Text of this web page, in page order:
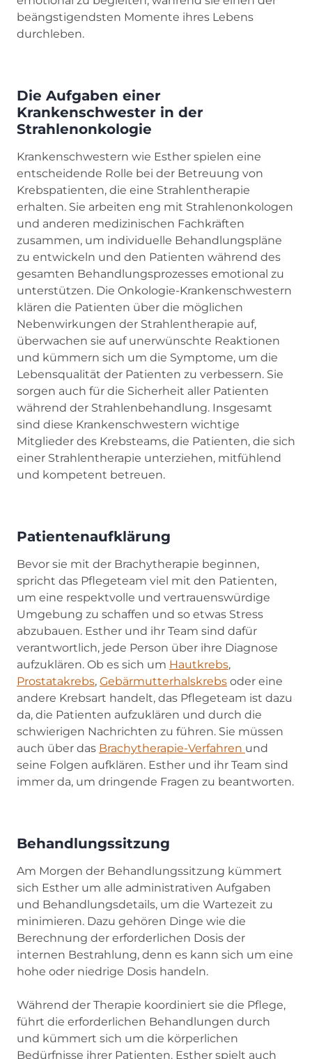
beängstigendsten Momente ihres Lebens
durchleben.
Die Aufgaben einer
Krankenschwester in der
Strahlenonkologie
Krankenschwestern wie Esther spielen eine
entscheidende Rolle bei der Betreuung von
Krebspatienten, die eine Strahlentherapie
erhalten. Sie arbeiten eng mit Strahlenonkologen
und anderen medizinischen Fachkräften
zusammen, um individuelle Behandlungspläne
zu entwickeln und den Patienten während des
gesamten Behandlungsprozesses emotional zu
unterstützen. Die Onkologie-Krankenschwestern
klären die Patienten über die möglichen
Nebenwirkungen der Strahlentherapie auf,
überwachen sie auf unerwünschte Reaktionen
und kümmern sich um die Symptome, um die
Lebensqualität der Patienten zu verbessern. Sie
sorgen auch für die Sicherheit aller Patienten
während der Strahlenbehandlung. Insgesamt
sind diese Krankenschwestern wichtige
Mitglieder des Krebsteams, die Patienten, die sich
einer Strahlentherapie unterziehen, mitfühlend
und kompetent betreuen.
Patientenaufklärung
Bevor sie mit der Brachytherapie beginnen,
spricht das Pflegeteam viel mit den Patienten,
um eine respektvolle und vertrauenswürdige
Umgebung zu schaffen und so etwas Stress
abzubauen. Esther und ihr Team sind dafür
verantwortlich, jede Person über ihre Diagnose
aufzuklären. Ob es sich um Hautkrebs,
Prostatakrebs, Gebärmutterhalskrebs oder eine
andere Krebsart handelt, das Pflegeteam ist dazu
da, die Patienten aufzuklären und durch die
schwierigen Nachrichten zu führen. Sie müssen
auch über das Brachytherapie-Verfahren und
seine Folgen aufklären. Esther und ihr Team sind
immer da, um dringende Fragen zu beantworten.
Behandlungssitzung
Am Morgen der Behandlungssitzung kümmert
sich Esther um alle administrativen Aufgaben
und Behandlungsdetails, um die Wartezeit zu
minimieren. Dazu gehören Dinge wie die
Berechnung der erforderlichen Dosis der
internen Bestrahlung, denn es kann sich um eine
hohe oder niedrige Dosis handeln.
Während der Therapie koordiniert sie die Pflege,
führt die erforderlichen Behandlungen durch
und kümmert sich um die körperlichen
Bedürfnisse ihrer Patienten. Esther spielt auch